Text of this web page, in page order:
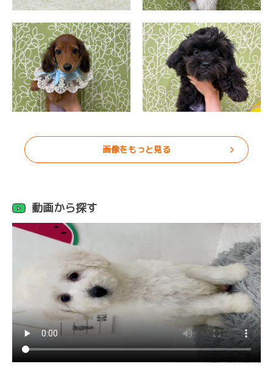
画像をもっと見る
動画から探す